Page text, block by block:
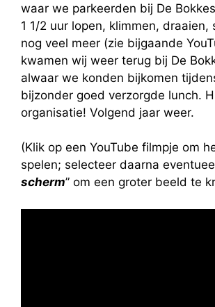
waar we parkeerden bij De
1 1/2 uur lopen, klimmen, draaien,
nog veel meer (zie bijgaande
kwamen wij weer terug bij De
alwaar we konden bijkomen
bijzonder goed verzorgde lunch.
organisatie! Volgend jaar weer.
(Klik op een YouTube filmpje om
spelen; selecteer daarna
scherm” om een groter beeld te